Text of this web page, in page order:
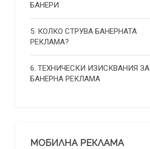
БАНЕРИ
5. КОЛКО СТРУВА БАНЕРНАТА
РЕКЛАМА?
6. ТЕХНИЧЕСКИ ИЗИСКВАНИЯ ЗА
БАНЕРНА РЕКЛАМА
МОБИЛНА РЕКЛАМА